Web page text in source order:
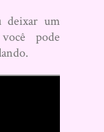
deixar um
pode